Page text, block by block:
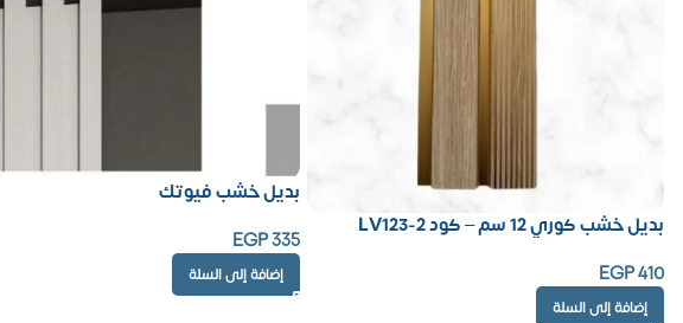
بديل خشب كوري 12 سم – كود LV123-2
EGP410
إضافة إلى السلة
بديل خشب فيوتك
EGP335
إضافة إلى السلة